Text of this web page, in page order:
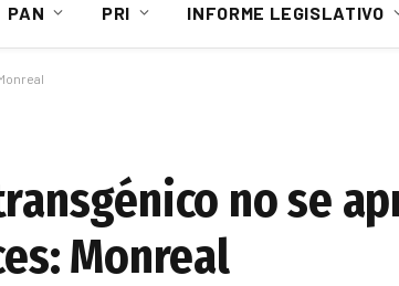
PAN PRI INFORME LEGISLATIVO
no se
Monreal